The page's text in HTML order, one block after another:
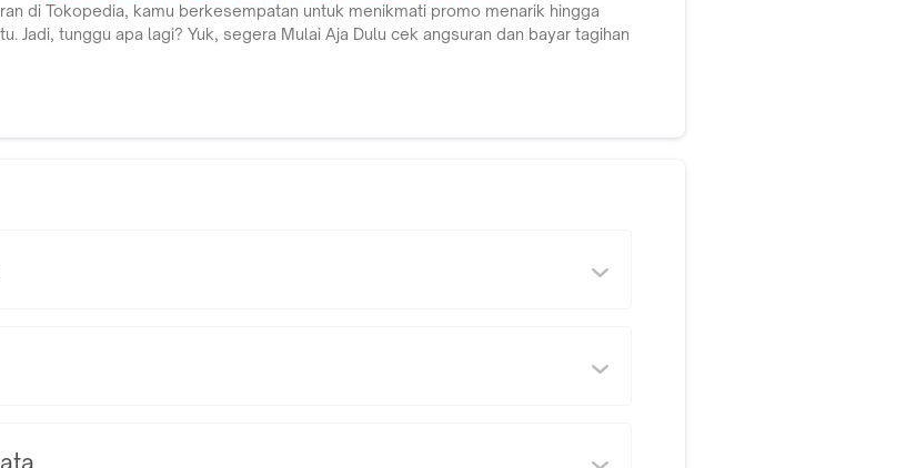
di Tokopedia, kamu berkesempatan untuk menikmati promo menarik hingga
Jadi, tunggu apa lagi? Yuk, segera Mulai Aja Dulu cek angsuran dan bayar tagihan
bersama anak perusahaannya, yaitu PT Adira Dinamika Multi Finance Tbk.
saham, 92,47% saham Danamon dimiliki oleh MUFG Bank, Ltd. dan 7,53%